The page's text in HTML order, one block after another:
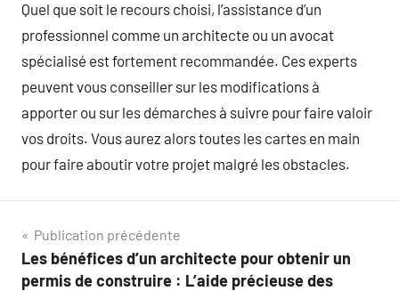
Quel que soit le recours choisi, l’assistance d’un
professionnel comme un architecte ou un avocat
spécialisé est fortement recommandée. Ces experts
peuvent vous conseiller sur les modifications à
apporter ou sur les démarches à suivre pour faire valoir
vos droits. Vous aurez alors toutes les cartes en main
pour faire aboutir votre projet malgré les obstacles.
Navigation
de
Publication précédente
Les bénéfices d’un architecte pour obtenir un
permis de construire : L’aide précieuse des